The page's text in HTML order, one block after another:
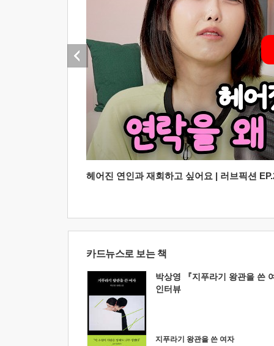
헤어진 연인과 재회하고 싶어요 | 러브픽션
카드뉴스로 보는 책
박상영 『지푸라기 왕관을 쓴
인터뷰
지푸라기 왕관을 쓴 여자